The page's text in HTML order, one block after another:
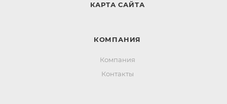
КАРТА САЙТА
КОМПАНИЯ
Компания
Контакты